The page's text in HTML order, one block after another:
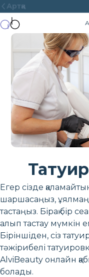
Артқа
Егер сізде
шаршасаңыз,
тастаңыз. Бірақ бір
алып тастау мүмкін
Біріншіден, сіз
тәжірибелі
AlviBeauty онлайн
болады.